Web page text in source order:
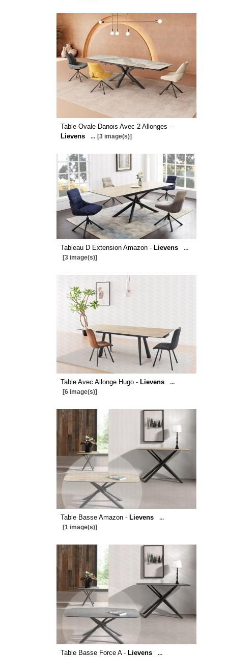
Table Ovale Danois Avec 2 Allonges -
Lievens
... [3 image(s)]
Tableau D Extension Amazon - Lievens
...
[3 image(s)]
Table Avec Allonge Hugo - Lievens
...
[6 image(s)]
Table Basse Amazon - Lievens
...
[1 image(s)]
Table Basse Force A - Lievens
...